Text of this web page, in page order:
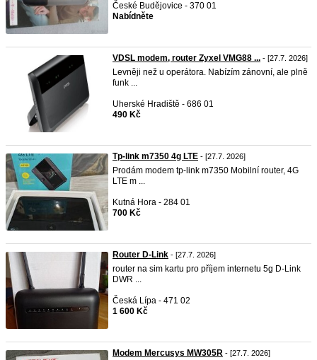
České Budějovice - 370 01
Nabídněte
VDSL modem, router Zyxel VMG88 ... - [27.7. 2026]
Levněji než u operátora. Nabízím zánovní, ale plně
funk ...
Uherské Hradiště - 686 01
490 Kč
Tp-link m7350 4g LTE - [27.7. 2026]
Prodám modem tp-link m7350 Mobilní router, 4G
LTE m ...
Kutná Hora - 284 01
700 Kč
Router D-Link - [27.7. 2026]
router na sim kartu pro příjem internetu 5g D-Link
DWR ...
Česká Lípa - 471 02
1 600 Kč
Modem Mercusys MW305R - [27.7. 2026]